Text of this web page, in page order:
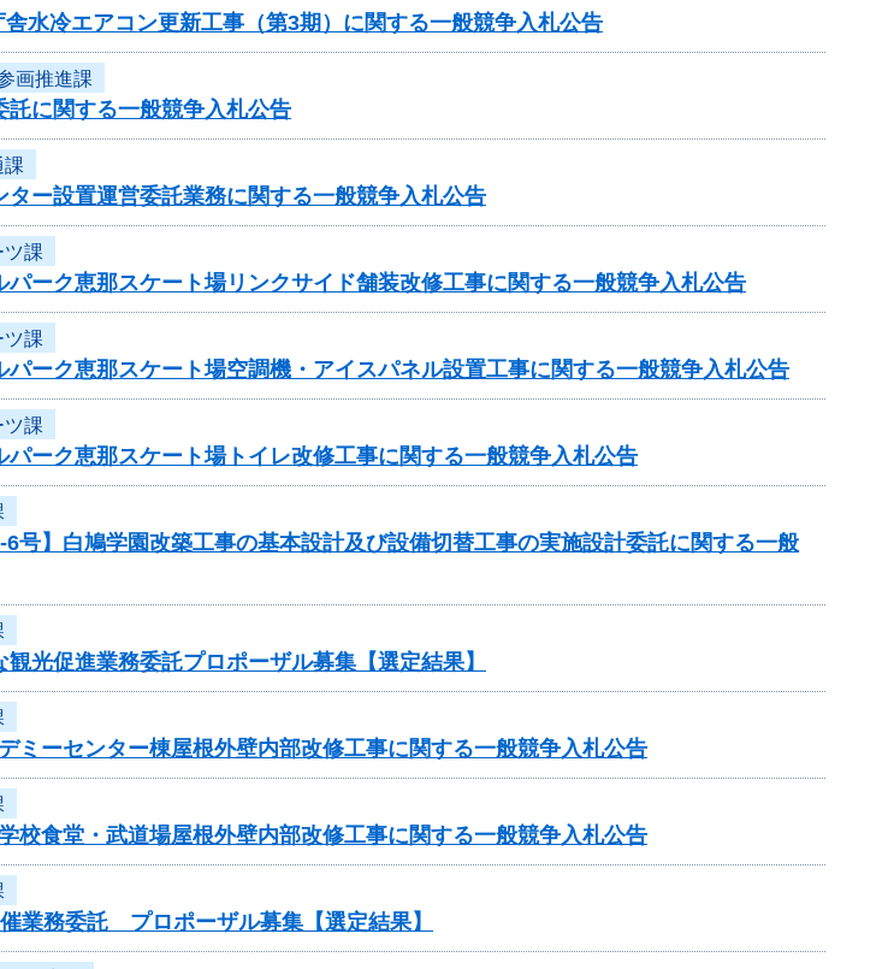
舎水冷エアコン更新工事（第3期）に関する一般競争入札公告
画推進課
に関する一般競争入札公告
課
ー設置運営委託業務に関する一般競争入札公告
ツ課
パーク恵那スケート場リンクサイド舗装改修工事に関する一般競争入札公告
ツ課
パーク恵那スケート場空調機・アイスパネル設置工事に関する一般競争入札公告
ツ課
パーク恵那スケート場トイレ改修工事に関する一般競争入札公告
6号】白鳩学園改築工事の基本設計及び設備切替工事の実施設計委託に関する一般
光促進業務委託プロポーザル募集【選定結果】
ミーセンター棟屋根外壁内部改修工事に関する一般競争入札公告
校食堂・武道場屋根外壁内部改修工事に関する一般競争入札公告
業務委託 プロポーザル募集【選定結果】